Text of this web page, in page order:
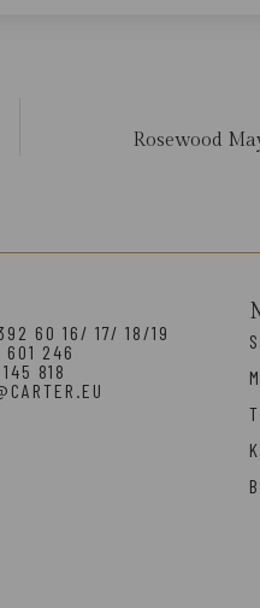
Rosewood
60 16/ 17/ 18/19
246
818